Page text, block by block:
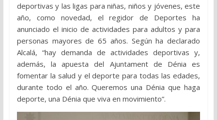
deportivas y las ligas para niñas, niños y jóvenes, este
año, como novedad, el regidor de Deportes ha
anunciado el inicio de actividades para adultos y para
personas mayores de 65 años. Según ha declarado
Alcalá, “hay demanda de actividades deportivas y,
además, la apuesta del Ajuntament de Dénia es
fomentar la salud y el deporte para todas las edades,
durante todo el año. Queremos una Dénia que haga
deporte, una Dénia que viva en movimiento”.